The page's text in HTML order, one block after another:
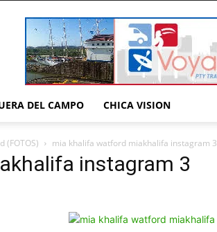
DEL CAMPO CHICA VISION
(FOTOS) mia khalifa watford miakhalifa instagram 3
instagram 3